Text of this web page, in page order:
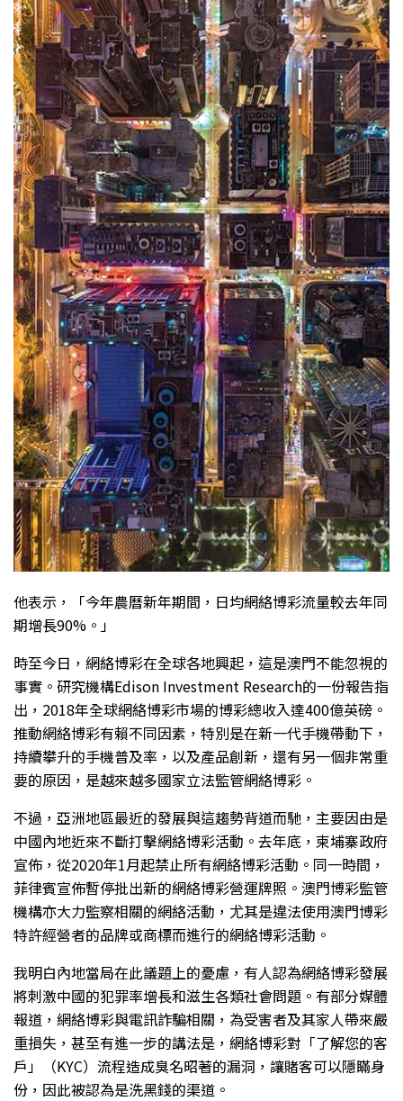
他表示，「今年農曆新年期間，日均網絡博彩流量較去年同
期增長90%。」
時至今日，網絡博彩在全球各地興起，這是澳門不能忽視的
事實。研究機構Edison Investment Research的一份報告指
出，2018年全球網絡博彩市場的博彩總收入達400億英磅。
推動網絡博彩有賴不同因素，特別是在新一代手機帶動下，
持續攀升的手機普及率，以及產品創新，還有另一個非常重
要的原因，是越來越多國家立法監管網絡博彩。
不過，亞洲地區最近的發展與這趨勢背道而馳，主要因由是
中國內地近來不斷打擊網絡博彩活動。去年底，柬埔寨政府
宣佈，從2020年1月起禁止所有網絡博彩活動。同一時間，
菲律賓宣佈暫停批出新的網絡博彩營運牌照。澳門博彩監管
機構亦大力監察相關的網絡活動，尤其是違法使用澳門博彩
特許經營者的品牌或商標而進行的網絡博彩活動。
我明白內地當局在此議題上的憂慮，有人認為網絡博彩發展
將刺激中國的犯罪率增長和滋生各類社會問題。有部分媒體
報道，網絡博彩與電訊詐騙相關，為受害者及其家人帶來嚴
重損失，甚至有進一步的講法是，網絡博彩對「了解您的客
戶」（KYC）流程造成臭名昭著的漏洞，讓賭客可以隱瞞身
份，因此被認為是洗黑錢的渠道。